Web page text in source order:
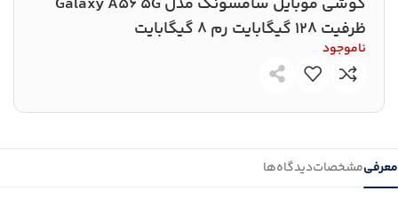
ظرفیت 128 گیگابایت رم 8 گیگابایت
ناموجود
معرفیمشخصاتدیدگاه‌ها